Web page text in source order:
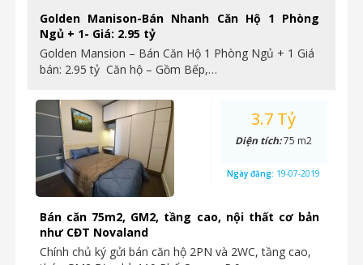
Golden Manison-Bán Nhanh Căn Hộ 1 Phòng
Ngủ + 1- Giá: 2.95 tỷ
Golden Mansion – Bán Căn Hộ 1 Phòng Ngủ + 1 Giá
bán: 2.95 tỷ Căn hộ – Gồm Bếp,…
Bán căn 75m2, GM2, tầng cao, nội thất cơ bản
như CĐT Novaland
Chính chủ ký gửi bán căn hộ 2PN và 2WC, tầng cao,
3.7 Tỷ
Diện tích:75 m2
Ngày đăng: 19-07-2019